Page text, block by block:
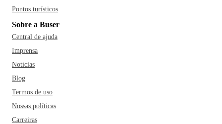
Pontos turísticos
Sobre a Buser
Central de ajuda
Imprensa
Notícias
Blog
Termos de uso
Nossas políticas
Carreiras